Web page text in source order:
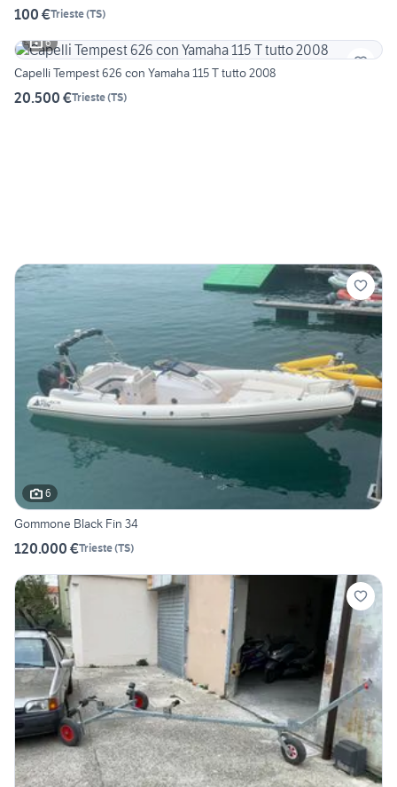
100 €Trieste(TS)
6
Capelli Tempest 626 con Yamaha 115 T tutto 2008
20.500 €Trieste(TS)
6
Gommone Black Fin 34
120.000 €Trieste(TS)